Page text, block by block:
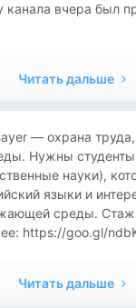
канала вчера был
Читать дальше
— охрана
Нужны студенты
науки),
языки и
среды.
https://goo.gl/
Читать дальше